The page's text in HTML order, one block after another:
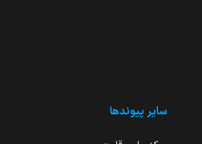
سایر پیوندها